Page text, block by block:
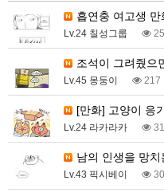
흡연충 여고생 만
Lv.24 칠성그룹
조석이 그려줬으
Lv.45 몽둥이 217
[만화] 고양이 응
Lv.24 라카라카
남의 인생을 망
Lv.43 픽시베이